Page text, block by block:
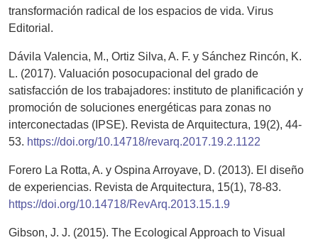
transformación radical de los espacios de vida. Virus
Editorial.
Dávila Valencia, M., Ortiz Silva, A. F. y Sánchez Rincón, K.
L. (2017). Valuación posocupacional del grado de
satisfacción de los trabajadores: instituto de planificación y
promoción de soluciones energéticas para zonas no
interconectadas (IPSE). Revista de Arquitectura, 19(2), 44-
53. https://doi.org/10.14718/revarq.2017.19.2.1122
Forero La Rotta, A. y Ospina Arroyave, D. (2013). El diseño
de experiencias. Revista de Arquitectura, 15(1), 78-83.
https://doi.org/10.14718/RevArq.2013.15.1.9
Gibson, J. J. (2015). The Ecological Approach to Visual